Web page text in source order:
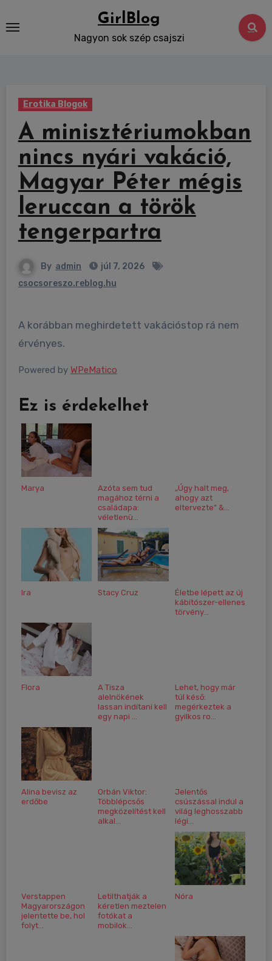
to
GirlBlog
Nagyon sok szép csajszi
Erotika Blogok
A minisztériumokban
nincs nyári vakáció,
Magyar Péter mégis
leruccan a török
tengerpartra
By admin
júl 7, 2026
csocsoreszo.reblog.hu
A korábban meghirdetett vakációstop rá nem
érvényes.
Powered by WPeMatico
Ez is érdekelhet
Marya
Azóta sem tud
magához térni a
családapa:
véletlenü...
„Úgy halt meg,
ahogy azt
eltervezte” &...
Ira Stacy Cruz
Életbe lépett az új
kábítószer-ellenes
törvény...
Flora
A Tisza
alelnökének
lassan indítani kell
egy napi ...
Lehet, hogy már
túl késő:
megérkeztek a
gyilkos ro...
Alina bevisz az
erdőbe
Orbán Viktor:
Többlépcsős
megközelítést kell
alkal...
Jelentős
csúszással indul a
világ leghosszabb
légi...
Verstappen
Magyarországon
jelentette be, hol
folyt...
Letilthatják a
kéretlen meztelen
fotókat a
mobilok...
Nóra